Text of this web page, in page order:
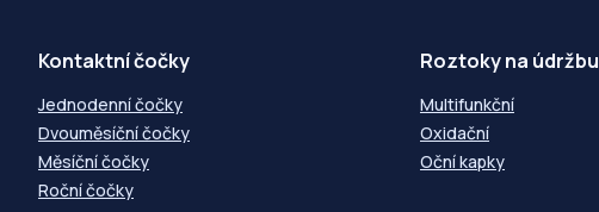
Kontaktní čočky
Jednodenní čočky
Dvouměsíční čočky
Měsíční čočky
Roční čočky
Roztoky na údržbu
Multifunkční
Oxidační
Oční kapky